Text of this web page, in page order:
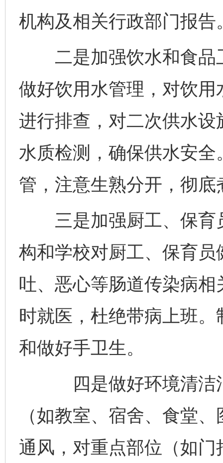
机构及相关行政部门报告
二是加强饮水和食品
做好饮用水管理，对饮
进行排查，对二次供水
水质检测，确保供水安
管，注意生熟分开，彻底
三是加强厨工、保育
构和学校对厨工、保育
吐、恶心等肠道传染病
时就医，杜绝带病上班
和做好手卫生。
四是做好环境清洁消
（如教室、宿舍、食堂
通风，对重点部位（如